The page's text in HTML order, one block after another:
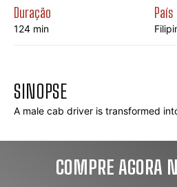
Duração
124 min
País
SINOPSE
A male cab driver is transformed
COMPRE AGORA